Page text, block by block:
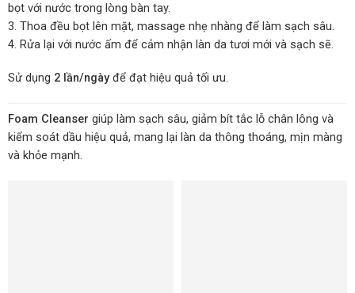
bọt với nước trong lòng bàn tay.
Thoa đều bọt lên mặt, massage nhẹ nhàng để làm sạch sâu.
Rửa lại với nước ấm để cảm nhận làn da tươi mới và sạch sẽ.
Sử dụng 2 lần/ngàyđể đạt hiệu quả tối ưu.
Foam Cleanser giúp làm sạch sâu, giảm bít tắc lỗ chân lông và
kiểm soát dầu hiệu quả, mang lại làn da thông thoáng, mịn màng
và khỏe mạnh.